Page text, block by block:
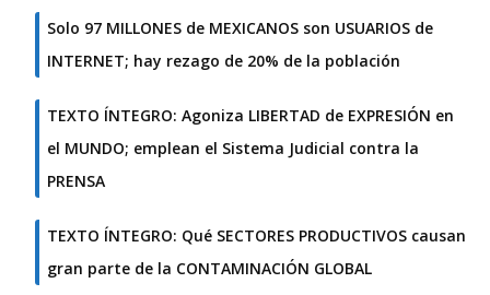
Solo 97 MILLONES de MEXICANOS son USUARIOS de
INTERNET; hay rezago de 20% de la población
TEXTO ÍNTEGRO: Agoniza LIBERTAD de EXPRESIÓN en
el MUNDO; emplean el Sistema Judicial contra la
PRENSA
TEXTO ÍNTEGRO: Qué SECTORES PRODUCTIVOS causan
gran parte de la CONTAMINACIÓN GLOBAL